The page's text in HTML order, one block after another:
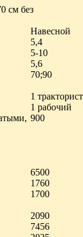
см без
Навесной
5,4
5-10
5,6
70;90
1 тракторист
1 рабочий
900
6500
1760
1700
2090
7456